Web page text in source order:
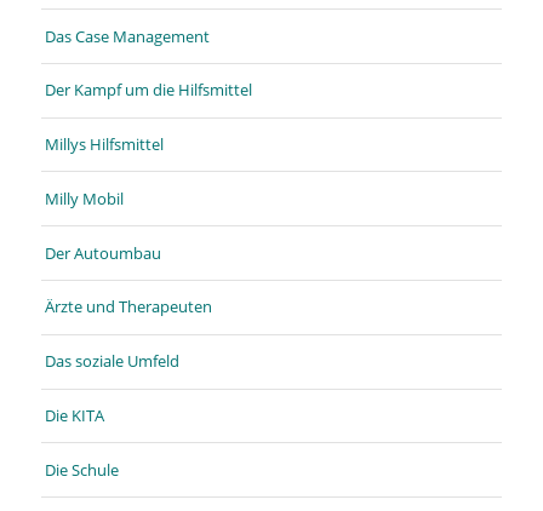
Das Case Management
Der Kampf um die Hilfsmittel
Millys Hilfsmittel
Milly Mobil
Der Autoumbau
Ärzte und Therapeuten
Das soziale Umfeld
Die KITA
Die Schule